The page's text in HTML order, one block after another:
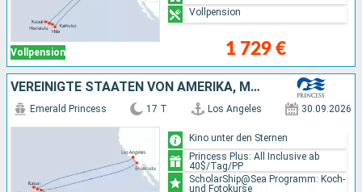
Vollpension 1 729 €
Vollpension
VEREINIGTE STAATEN VON AMERIKA, MEXIKO
Emerald Princess 17 T Los Angeles 30.09.2026
Kino unter den Sternen
Princess Plus: All Inclusive ab
40$/Tag/PP
ScholarShip@Sea Programm: Koch-
und Fotokurse